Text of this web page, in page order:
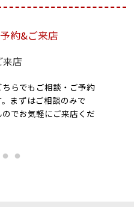
約&ご来店
らでもご相談・ご予約
まずはご相談のみで
でお気軽にご来店くだ